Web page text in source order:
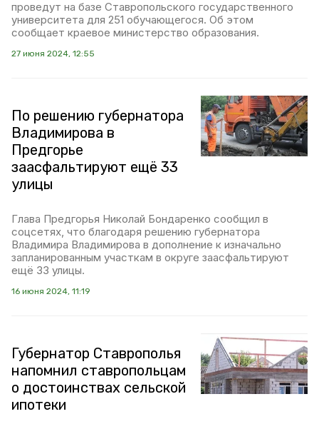
проведут на базе Ставропольского государственного
университета для 251 обучающегося. Об этом
сообщает краевое министерство образования.
27 июня 2024, 12:55
По решению губернатора
Владимирова в
Предгорье
заасфальтируют ещё 33
улицы
Глава Предгорья Николай Бондаренко сообщил в
соцсетях, что благодаря решению губернатора
Владимира Владимирова в дополнение к изначально
запланированным участкам в округе заасфальтируют
ещё 33 улицы.
16 июня 2024, 11:19
Губернатор Ставрополья
напомнил ставропольцам
о достоинствах сельской
ипотеки